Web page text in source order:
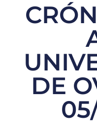
DE